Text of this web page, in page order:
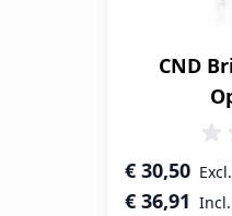
CND
€ 36,91
€ 30,50